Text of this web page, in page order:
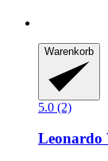
Warenkorb
5.0 (2)
Leonardo